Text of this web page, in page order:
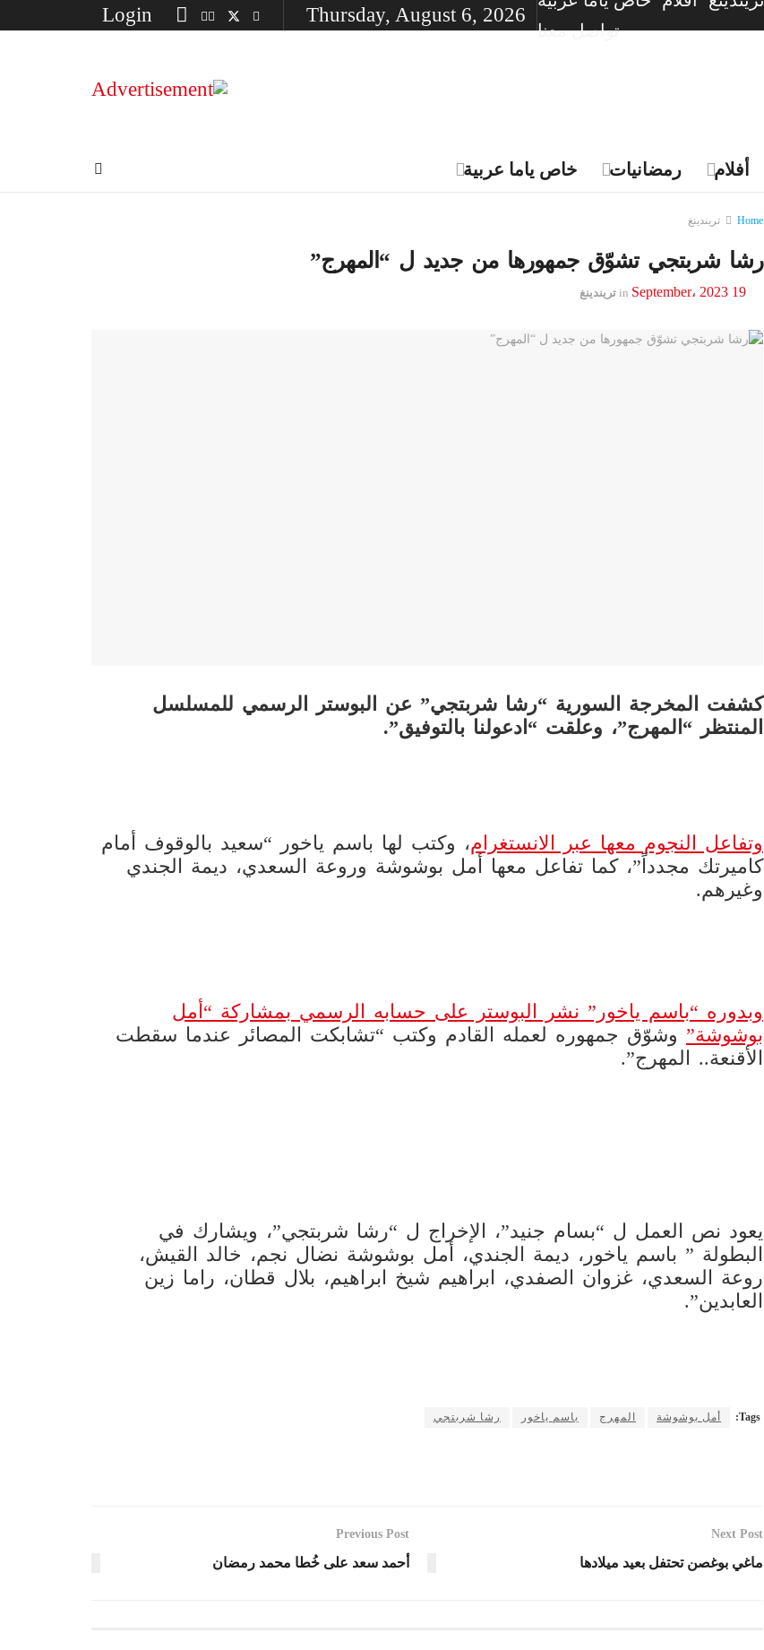
تواصل معنا
Thursday, August 6, 2026
خاص ياما عربية رمضانيات أفلام
Home تريندينغ
رشا شربتجي تشوّق جمهورها من جديد ل “المهرج”
19 September، 2023 in تريندينغ
كشفت المخرجة السورية “رشا شربتجي” عن البوستر الرسمي للمسلسل
المنتظر “المهرج”، وعلقت “ادعولنا بالتوفيق”.
وتفاعل النجوم معها عبر الانستغرام، وكتب لها باسم ياخور “سعيد بالوقوف أمام
كاميرتك مجدداً”، كما تفاعل معها أمل بوشوشة وروعة السعدي، ديمة الجندي
وغيرهم.
وبدوره “باسم ياخور” نشر البوستر على حسابه الرسمي بمشاركة “أمل
بوشوشة” وشوّق جمهوره لعمله القادم وكتب “تشابكت المصائر عندما سقطت
الأقنعة.. المهرج”.
يعود نص العمل ل “بسام جنيد”، الإخراج ل “رشا شربتجي”، ويشارك في
البطولة ” باسم ياخور، ديمة الجندي، أمل بوشوشة نضال نجم، خالد القيش،
روعة السعدي، غزوان الصفدي، ابراهيم شيخ ابراهيم، بلال قطان، راما زين
العابدين”.
Tags: أمل بوشوشة المهرج باسم ياخور رشا شربتجي
Previous Post
أحمد سعد على خُطا محمد رمضان
Next Post
ماغي بوغصن تحتفل بعيد ميلادها